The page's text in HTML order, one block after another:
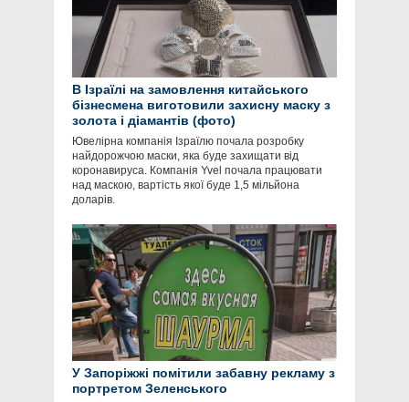
В Ізраїлі на замовлення китайського
бізнесмена виготовили захисну маску з
золота і діамантів (фото)
Ювелірна компанія Ізраїлю почала розробку
найдорожчою маски, яка буде захищати від
коронавируса. Компанія Yvel почала працювати
над маскою, вартість якої буде 1,5 мільйона
доларів.
У Запоріжжі помітили забавну рекламу з
портретом Зеленського